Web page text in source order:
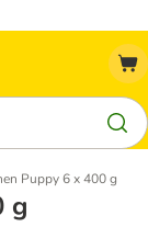
Puppy 6 x 400 g
g